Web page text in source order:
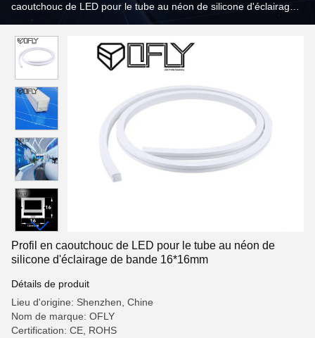
caoutchouc de LED pour le tube au néon de silicone d'éclairage
Profil en caoutchouc de LED pour le tube au néon de
silicone d'éclairage de bande 16*16mm
Détails de produit
Lieu d'origine: Shenzhen, Chine
Nom de marque: OFLY
Certification: CE, ROHS